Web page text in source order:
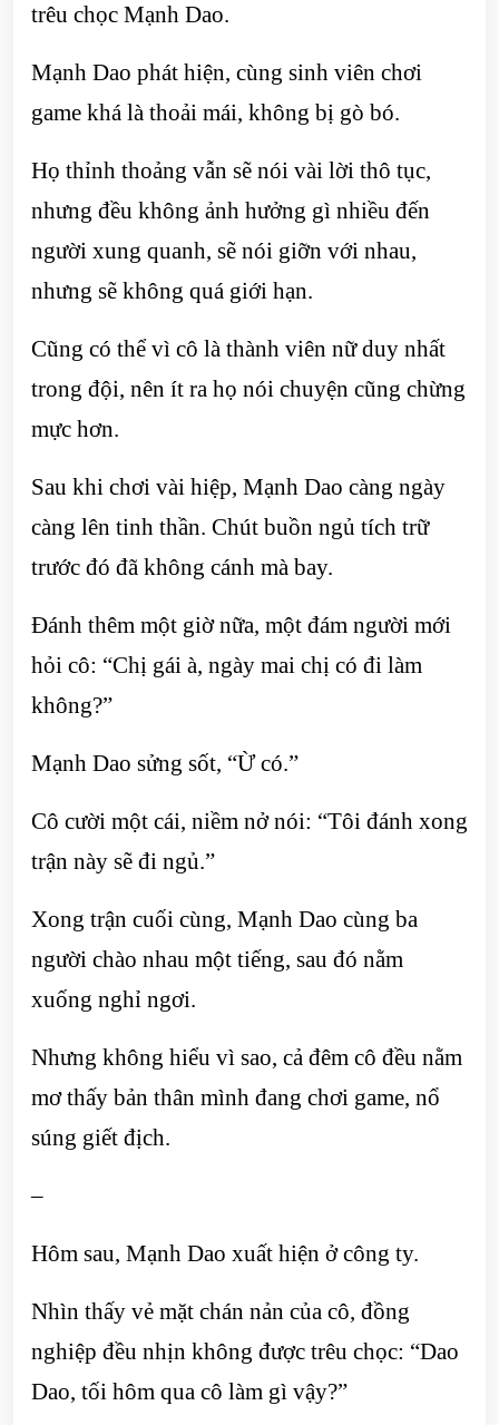
trêu chọc Mạnh Dao.
Mạnh Dao phát hiện, cùng sinh viên chơi
game khá là thoải mái, không bị gò bó.
Họ thỉnh thoảng vẫn sẽ nói vài lời thô tục,
nhưng đều không ảnh hưởng gì nhiều đến
người xung quanh, sẽ nói giỡn với nhau,
nhưng sẽ không quá giới hạn.
Cũng có thể vì cô là thành viên nữ duy nhất
trong đội, nên ít ra họ nói chuyện cũng chừng
mực hơn.
Sau khi chơi vài hiệp, Mạnh Dao càng ngày
càng lên tinh thần. Chút buồn ngủ tích trữ
trước đó đã không cánh mà bay.
Đánh thêm một giờ nữa, một đám người mới
hỏi cô: “Chị gái à, ngày mai chị có đi làm
không?”
Mạnh Dao sửng sốt, “Ừ có.”
Cô cười một cái, niềm nở nói: “Tôi đánh xong
trận này sẽ đi ngủ.”
Xong trận cuối cùng, Mạnh Dao cùng ba
người chào nhau một tiếng, sau đó nằm
xuống nghỉ ngơi.
Nhưng không hiểu vì sao, cả đêm cô đều nằm
mơ thấy bản thân mình đang chơi game, nổ
súng giết địch.
–
Hôm sau, Mạnh Dao xuất hiện ở công ty.
Nhìn thấy vẻ mặt chán nản của cô, đồng
nghiệp đều nhịn không được trêu chọc: “Dao
Dao, tối hôm qua cô làm gì vậy?”